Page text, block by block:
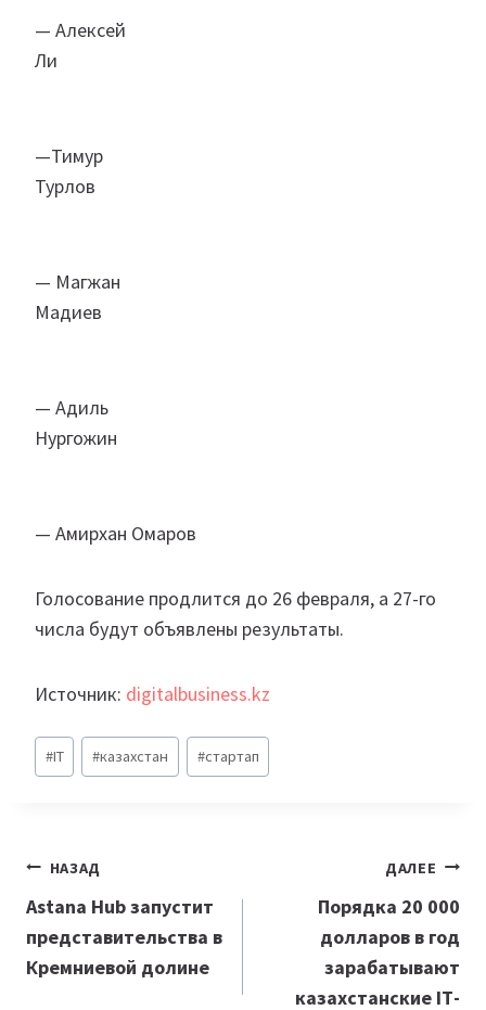
— Алексей
Ли
—Тимур
Турлов
— Магжан
Мадиев
— Адиль
Нургожин
— Амирхан Омаров
Голосование продлится до 26 февраля, а 27-го
числа будут объявлены результаты.
Источник: digitalbusiness.kz
Метки
записи:
#IT #казахстан #стартап
Навигация
по
записям
НАЗАД
Astana Hub запустит
представительства в
Кремниевой долине
ДАЛЕЕ
Порядка 20 000
долларов в год
зарабатывают
казахстанские ІТ-